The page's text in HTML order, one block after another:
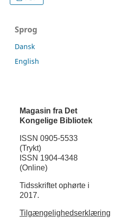
Sprog
Dansk
English
Magasin fra Det
Kongelige Bibliotek
ISSN 0905-5533
(Trykt)
ISSN 1904-4348
(Online)
Tidsskriftet ophørte i
2017.
Tilgængelighedserklæring